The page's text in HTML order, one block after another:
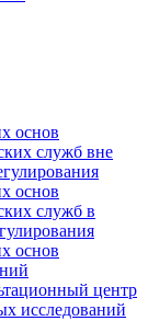
основ
служб вне
основ
служб в
основ
центр
исследований